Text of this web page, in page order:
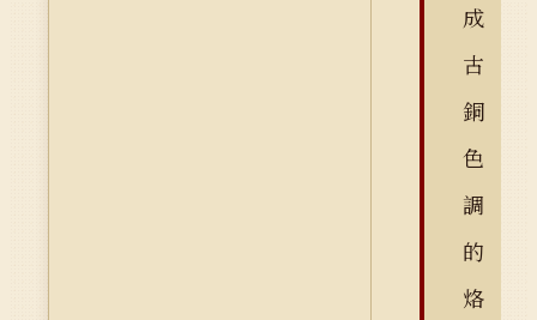
成
古
銅
色
調
的
烙